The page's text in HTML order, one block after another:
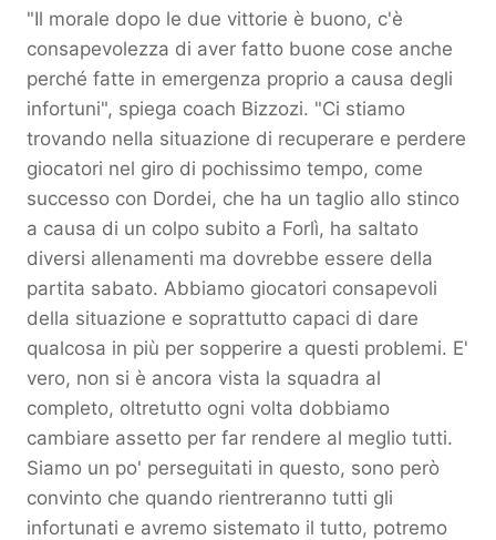
"Il morale dopo le due vittorie è buono, c'è
consapevolezza di aver fatto buone cose anche
perché fatte in emergenza proprio a causa degli
infortuni", spiega coach Bizzozi. "Ci stiamo
trovando nella situazione di recuperare e perdere
giocatori nel giro di pochissimo tempo, come
successo con Dordei, che ha un taglio allo stinco
a causa di un colpo subito a Forlì, ha saltato
diversi allenamenti ma dovrebbe essere della
partita sabato. Abbiamo giocatori consapevoli
della situazione e soprattutto capaci di dare
qualcosa in più per sopperire a questi problemi. E'
vero, non si è ancora vista la squadra al
completo, oltretutto ogni volta dobbiamo
cambiare assetto per far rendere al meglio tutti.
Siamo un po' perseguitati in questo, sono però
convinto che quando rientreranno tutti gli
infortunati e avremo sistemato il tutto, potremo